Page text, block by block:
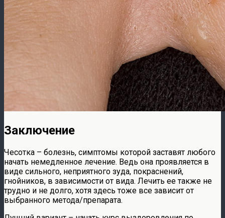
Заключение
Чесотка – болезнь, симптомы которой заставят любого
начать немедленное лечение. Ведь она проявляется в
виде сильного, неприятного зуда, покраснений,
гнойников, в зависимости от вида. Лечить ее также не
трудно и не долго, хотя здесь тоже все зависит от
выбранного метода/препарата.